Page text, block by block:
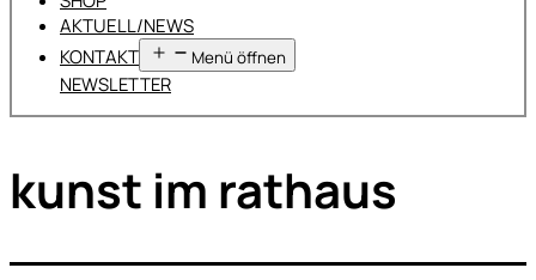
AKTUELL/NEWS
KONTAKT
Menü öffnen
NEWSLETTER
kunst im rathaus